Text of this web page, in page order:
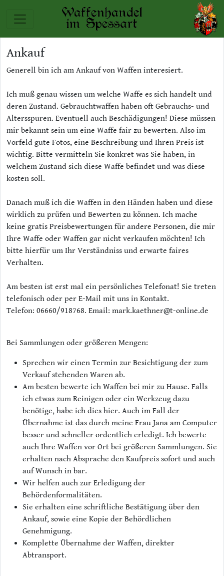
Ankauf
Generell bin ich am Ankauf von Waffen interesiert.
Ich muß genau wissen um welche Waffe es sich handelt und
deren Zustand. Gebrauchtwaffen haben oft Gebrauchs- und
Altersspuren. Eventuell auch Beschädigungen! Diese müssen
mir bekannt sein um eine Waffe fair zu bewerten. Also im
Vorfeld gute Fotos, eine Beschreibung und Ihren Preis ist
wichtig. Bitte vermitteln Sie konkret was Sie haben, in
welchem Zustand sich diese Waffe befindet und was diese
kosten soll.
Danach muß ich die Waffen in den Händen haben und diese
wirklich zu prüfen und Bewerten zu können. Ich mache
keine gratis Preisbewertungen für andere Personen, die mir
Ihre Waffe oder Waffen gar nicht verkaufen möchten! Ich
bitte hierfür um Ihr Verständniss und erwarte faires
Verhalten.
Am besten ist erst mal ein persönliches Telefonat! Sie treten
telefonisch oder per E-Mail mit uns in Kontakt.
Telefon: 06660/918768. Email: mark.kaethner@t-online.de
Bei Sammlungen oder größeren Mengen:
Sprechen wir einen Termin zur Besichtigung der zum
Verkauf stehenden Waren ab.
Am besten bewerte ich Waffen bei mir zu Hause. Falls
ich etwas zum Reinigen oder ein Werkzeug dazu
benötige, habe ich dies hier. Auch im Fall der
Übernahme ist das durch meine Frau Jana am Computer
besser und schneller ordentlich erledigt. Ich bewerte
auch Ihre Waffen vor Ort bei größeren Sammlungen. Sie
erhalten nach Absprache den Kaufpreis sofort und auch
auf Wunsch in bar.
Wir helfen auch zur Erledigung der
Behördenformalitäten.
Sie erhalten eine schriftliche Bestätigung über den
Ankauf, sowie eine Kopie der Behördlichen
Genehmigung.
Komplette Übernahme der Waffen, direkter
Abtransport.